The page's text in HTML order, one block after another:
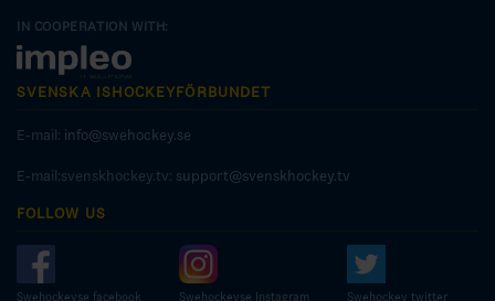
IN COOPERATION WITH:
SVENSKA ISHOCKEYFÖRBUNDET
E-mail: info@swehockey.se
E-mail:svenskhockey.tv: support@svenskhockey.tv
FOLLOW US
Swehockeyse facebook Swehockeyse Instagram Swehockey twitter